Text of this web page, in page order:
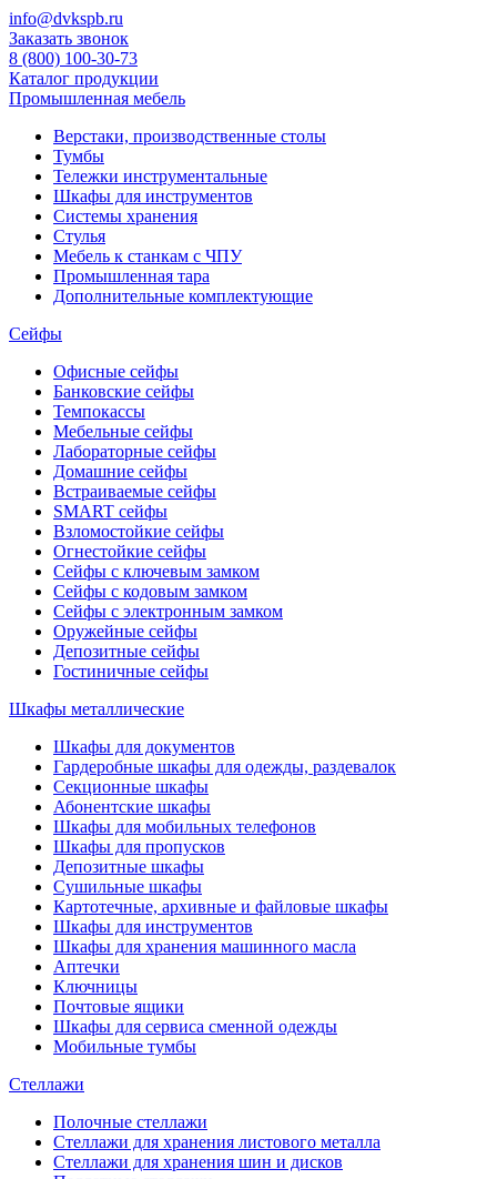
info@dvkspb.ru
Заказать звонок
8 (800) 100-30-73
Каталог продукции
Промышленная мебель
Верстаки, производственные столы
Тумбы
Тележки инструментальные
Шкафы для инструментов
Системы хранения
Стулья
Мебель к станкам с ЧПУ
Промышленная тара
Дополнительные комплектующие
Сейфы
Офисные сейфы
Банковские сейфы
Темпокассы
Мебельные сейфы
Лабораторные сейфы
Домашние сейфы
Встраиваемые сейфы
SMART сейфы
Взломостойкие сейфы
Огнестойкие сейфы
Сейфы с ключевым замком
Сейфы с кодовым замком
Сейфы с электронным замком
Оружейные сейфы
Депозитные сейфы
Гостиничные сейфы
Шкафы металлические
Шкафы для документов
Гардеробные шкафы для одежды, раздевалок
Секционные шкафы
Абонентские шкафы
Шкафы для мобильных телефонов
Шкафы для пропусков
Депозитные шкафы
Сушильные шкафы
Картотечные, архивные и файловые шкафы
Шкафы для инструментов
Шкафы для хранения машинного масла
Аптечки
Ключницы
Почтовые ящики
Шкафы для сервиса сменной одежды
Мобильные тумбы
Стеллажи
Полочные стеллажи
Стеллажи для хранения листового металла
Стеллажи для хранения шин и дисков